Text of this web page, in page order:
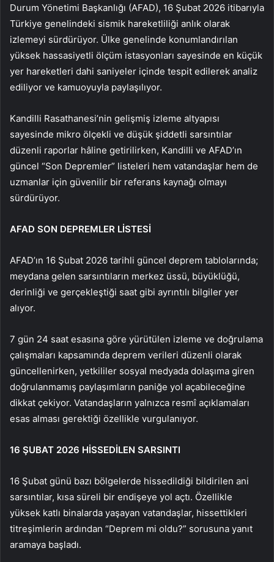
Durum Yönetimi Başkanlığı (AFAD), 16 Şubat 2026 itibarıyla
Türkiye genelindeki sismik hareketliliği anlık olarak
izlemeyi sürdürüyor. Ülke genelinde konumlandırılan
yüksek hassasiyetli ölçüm istasyonları sayesinde en küçük
yer hareketleri dahi saniyeler içinde tespit edilerek analiz
ediliyor ve kamuoyuyla paylaşılıyor.
Kandilli Rasathanesi’nin gelişmiş izleme altyapısı
sayesinde mikro ölçekli ve düşük şiddetli sarsıntılar
düzenli raporlar hâline getirilirken, Kandilli ve AFAD’ın
güncel “Son Depremler” listeleri hem vatandaşlar hem de
uzmanlar için güvenilir bir referans kaynağı olmayı
sürdürüyor.
AFAD SON DEPREMLER LİSTESİ
AFAD’ın 16 Şubat 2026 tarihli güncel deprem tablolarında;
meydana gelen sarsıntıların merkez üssü, büyüklüğü,
derinliği ve gerçekleştiği saat gibi ayrıntılı bilgiler yer
alıyor.
7 gün 24 saat esasına göre yürütülen izleme ve doğrulama
çalışmaları kapsamında deprem verileri düzenli olarak
güncellenirken, yetkililer sosyal medyada dolaşıma giren
doğrulanmamış paylaşımların paniğe yol açabileceğine
dikkat çekiyor. Vatandaşların yalnızca resmî açıklamaları
esas alması gerektiği özellikle vurgulanıyor.
16 ŞUBAT 2026 HİSSEDİLEN SARSINTI
16 Şubat günü bazı bölgelerde hissedildiği bildirilen ani
sarsıntılar, kısa süreli bir endişeye yol açtı. Özellikle
yüksek katlı binalarda yaşayan vatandaşlar, hissettikleri
titreşimlerin ardından “Deprem mi oldu?” sorusuna yanıt
aramaya başladı.